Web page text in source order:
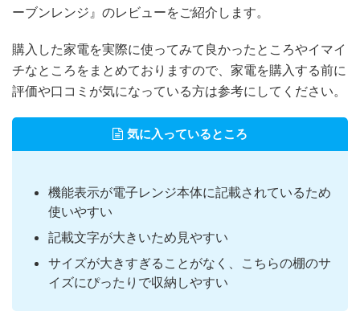
ーブンレンジ』のレビューをご紹介します。
購入した家電を実際に使ってみて良かったところやイマイ
チなところをまとめておりますので、家電を購入する前に
評価や口コミが気になっている方は参考にしてください。
気に入っているところ
機能表示が電子レンジ本体に記載されているため
使いやすい
記載文字が大きいため見やすい
サイズが大きすぎることがなく、こちらの棚のサ
イズにぴったりで収納しやすい